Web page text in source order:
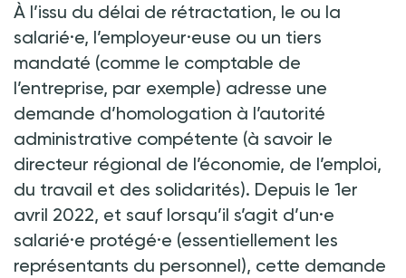
À l’issu du délai de rétractation, le ou la
salarié·e, l’employeur·euse ou un tiers
mandaté (comme le comptable de
l’entreprise, par exemple) adresse une
demande d’homologation à l’autorité
administrative compétente (à savoir le
directeur régional de l’économie, de l’emploi,
du travail et des solidarités). Depuis le 1er
avril 2022, et sauf lorsqu’il s’agit d’un·e
salarié·e protégé·e (essentiellement les
représentants du personnel), cette demande